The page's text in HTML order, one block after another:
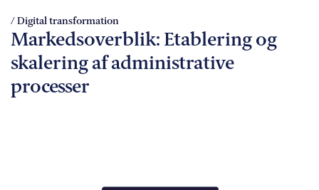
/ Digital transformation
Markedsoverblik: Etablering og
skalering af administrative
processer